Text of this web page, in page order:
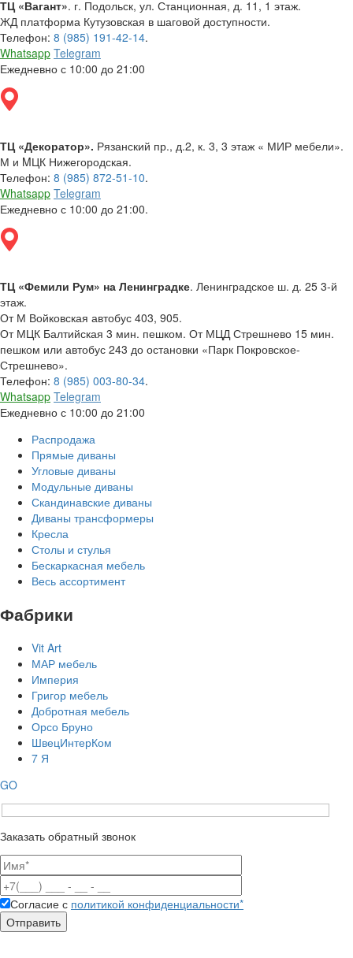
ТЦ «Вагант». г. Подольск, ул. Станционная, д. 11, 1 этаж.
ЖД платформа Кутузовская в шаговой доступности.
Телефон: 8 (985) 191-42-14.
Whatsapp Telegram
Ежедневно с 10:00 до 21:00
ТЦ «Декоратор». Рязанский пр., д.2, к. 3, 3 этаж « МИР мебели».
М и MЦК Нижегородская.
Телефон: 8 (985) 872-51-10.
Whatsapp Telegram
Ежедневно с 10:00 до 21:00.
ТЦ «Фемили Рум» на Ленинградке. Ленинградское ш. д. 25 3-й
этаж.
От М Войковская автобус 403, 905.
От МЦК Балтийская 3 мин. пешком. От МЦД Стрешнево 15 мин.
пешком или автобус 243 до остановки «Парк Покровское-
Стрешнево».
Телефон: 8 (985) 003-80-34.
Whatsapp Telegram
Ежедневно с 10:00 до 21:00
Распродажа
Прямые диваны
Угловые диваны
Модульные диваны
Скандинавские диваны
Диваны трансформеры
Кресла
Столы и стулья
Бескаркасная мебель
Весь ассортимент
Фабрики
Vit Art
МАР мебель
Империя
Григор мебель
Добротная мебель
Орсо Бруно
ШвецИнтерКом
7 Я
GO
Заказать обратный звонок
Согласие с политикой конфиденциальности*